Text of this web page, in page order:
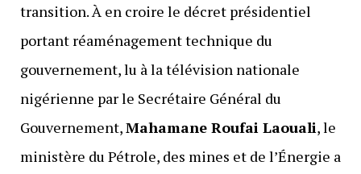
transition. À en croire le décret présidentiel
portant réaménagement technique du
gouvernement, lu à la télévision nationale
nigérienne par le Secrétaire Général du
Gouvernement,Mahamane Roufai Laouali, le
ministère du Pétrole, des mines et de l’Énergie a